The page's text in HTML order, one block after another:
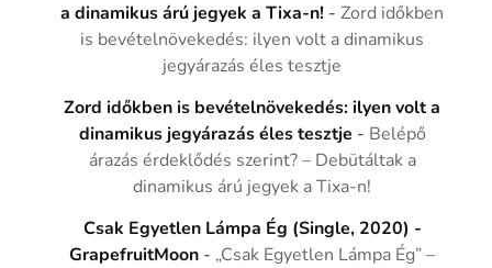
a dinamikus árú jegyek a Tixa-n! -Zord időkben
is bevételnövekedés: ilyen volt a dinamikus
jegyárazás éles tesztje
Zord időkben is bevételnövekedés: ilyen volt a
dinamikus jegyárazás éles tesztje - Belépő
árazás érdeklődés szerint? – Debütáltak a
dinamikus árú jegyek a Tixa-n!
Csak Egyetlen Lámpa Ég (Single, 2020) -
GrapefruitMoon - „Csak Egyetlen Lámpa Ég” –